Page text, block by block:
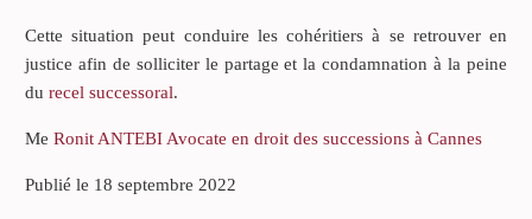
Cette situation peut conduire les cohéritiers à se retrouver en
justice afin de solliciter le partage et la condamnation à la peine
du recel successoral.
Me Ronit ANTEBI Avocate en droit des successions à Cannes
Publié le 18 septembre 2022